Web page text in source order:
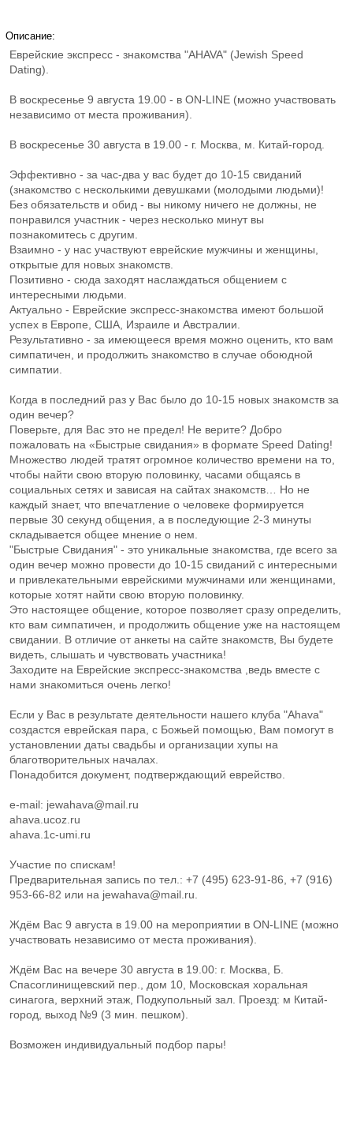
Описание:
Еврейские экспресс - знакомства "AHAVA" (Jewish Speed
Dating).
В воскресенье 9 августа 19.00 - в ON-LINE (можно участвовать
независимо от места проживания).
В воскресенье 30 августа в 19.00 - г. Москва, м. Китай-город.
Эффективно - за час-два у вас будет до 10-15 свиданий
(знакомство с несколькими девушками (молодыми людьми)!
Без обязательств и обид - вы никому ничего не должны, не
понравился участник - через несколько минут вы
познакомитесь с другим.
Взаимно - у нас участвуют еврейские мужчины и женщины,
открытые для новых знакомств.
Позитивно - сюда заходят наслаждаться общением с
интересными людьми.
Актуально - Еврейские экспресс-знакомства имеют большой
успех в Европе, США, Израиле и Австралии.
Результативно - за имеющееся время можно оценить, кто вам
симпатичен, и продолжить знакомство в случае обоюдной
симпатии.
Когда в последний раз у Вас было до 10-15 новых знакомств за
один вечер?
Поверьте, для Вас это не предел! Не верите? Добро
пожаловать на «Быстрые свидания» в формате Speed Dating!
Множество людей тратят огромное количество времени на то,
чтобы найти свою вторую половинку, часами общаясь в
социальных сетях и зависая на сайтах знакомств… Но не
каждый знает, что впечатление о человеке формируется
первые 30 секунд общения, а в последующие 2-3 минуты
складывается общее мнение о нем.
"Быстрые Свидания" - это уникальные знакомства, где всего за
один вечер можно провести до 10-15 свиданий с интересными
и привлекательными еврейскими мужчинами или женщинами,
которые хотят найти свою вторую половинку.
Это настоящее общение, которое позволяет сразу определить,
кто вам симпатичен, и продолжить общение уже на настоящем
свидании. В отличие от анкеты на сайте знакомств, Вы будете
видеть, слышать и чувствовать участника!
Заходите на Еврейские экспресс-знакомства ,ведь вместе с
нами знакомиться очень легко!
Если у Вас в результате деятельности нашего клуба "Ahava"
создастся еврейская пара, с Божьей помощью, Вам помогут в
установлении даты свадьбы и организации хупы на
благотворительных началах.
Понадобится документ, подтверждающий еврейство.
e-mail: jewahava@mail.ru
ahava.ucoz.ru
ahava.1c-umi.ru
Участие по спискам!
Предварительная запись по тел.: +7 (495) 623-91-86, +7 (916)
953-66-82 или на jewahava@mail.ru.
Ждём Вас 9 августа в 19.00 на мероприятии в ON-LINE (можно
участвовать независимо от места проживания).
Ждём Вас на вечере 30 августа в 19.00: г. Москва, Б.
Спасоглинищевский пер., дом 10, Московская хоральная
синагога, верхний этаж, Подкупольный зал. Проезд: м Китай-
город, выход №9 (3 мин. пешком).
Возможен индивидуальный подбор пары!